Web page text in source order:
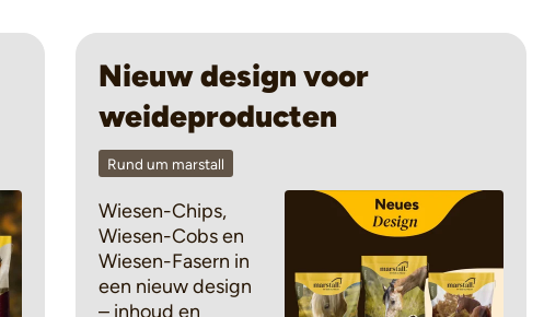
Nieuw design voor
weideproducten
Rund um marstall
Wiesen-Chips,
Wiesen-Cobs en
Wiesen-Fasern in
een nieuw design
– inhoud en